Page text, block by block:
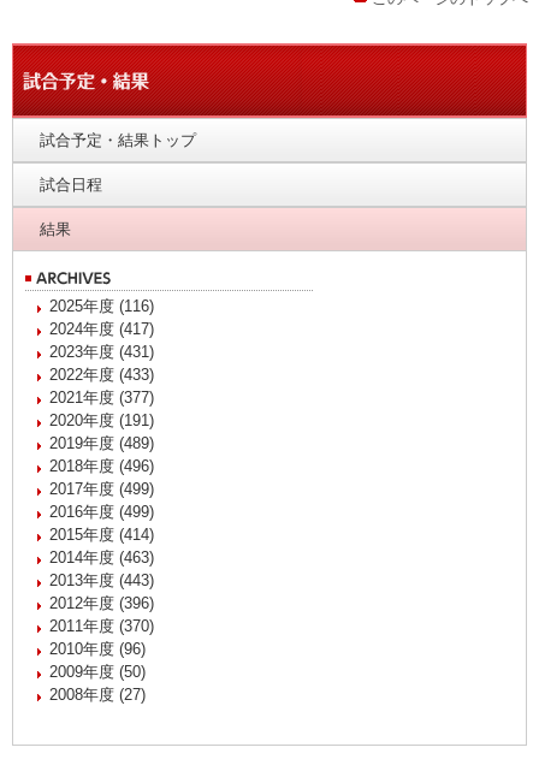
試合予定・結果トップ
試合日程
結果
2025年度 (116)
2024年度 (417)
2023年度 (431)
2022年度 (433)
2021年度 (377)
2020年度 (191)
2019年度 (489)
2018年度 (496)
2017年度 (499)
2016年度 (499)
2015年度 (414)
2014年度 (463)
2013年度 (443)
2012年度 (396)
2011年度 (370)
2010年度 (96)
2009年度 (50)
2008年度 (27)